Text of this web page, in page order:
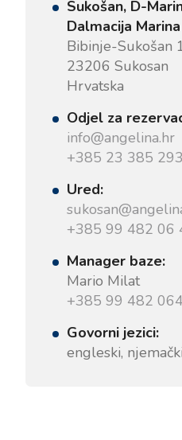
Sukošan, D-
Dalmacija Marina
Bibinje-Sukošan
23206 Sukosan
Hrvatska
Odjel za
info@angelina.hr
+385 23 385 293
Ured:
+385 99 482 06
Manager baze:
Mario Milat
+385 99 482
Govorni jezici:
engleski, njemački